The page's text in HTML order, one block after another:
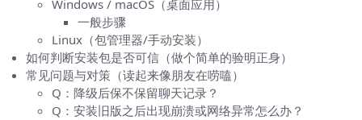
Windows / macOS（桌面应用）
一般步骤
Linux（包管理器/手动安装）
如何判断安装包是否可信（做个简单的验明正身）
常见问题与对策（读起来像朋友在唠嗑）
Q：降级后保不保留聊天记录？
Q：安装旧版之后出现崩溃或网络异常怎么办？